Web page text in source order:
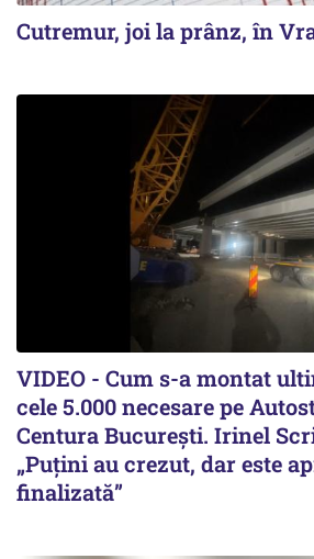
Cutremur, joi la prânz, în
VIDEO - Cum s-a montat
cele 5.000 necesare pe
Centura București. Irinel
„Puțini au crezut, dar este
finalizată”